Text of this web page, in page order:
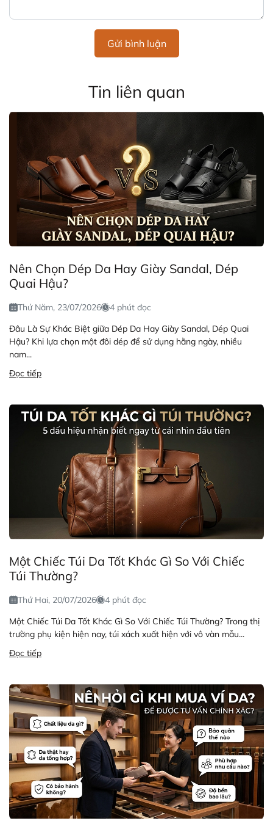
Gửi bình luận
Tin liên quan
Nên Chọn Dép Da Hay Giày Sandal, Dép
Quai Hậu?
Thứ Năm, 23/07/2026
4 phút đọc
Đâu Là Sự Khác Biệt giữa Dép Da Hay Giày Sandal, Dép Quai
Hậu? Khi lựa chọn một đôi dép để sử dụng hằng ngày, nhiều
nam...
Đọc tiếp
Một Chiếc Túi Da Tốt Khác Gì So Với Chiếc
Túi Thường?
Thứ Hai, 20/07/2026
4 phút đọc
Một Chiếc Túi Da Tốt Khác Gì So Với Chiếc Túi Thường? Trong thị
trường phụ kiện hiện nay, túi xách xuất hiện với vô vàn mẫu...
Đọc tiếp